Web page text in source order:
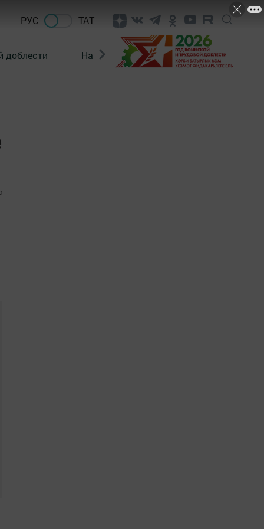
РУС ТАТ
доблести Нацпроекты Поколение будущего